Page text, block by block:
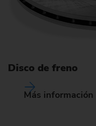
Disco de freno
Más información